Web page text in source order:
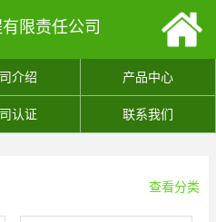
限责任公司
介绍 产品中心
认证 联系我们
查看分类